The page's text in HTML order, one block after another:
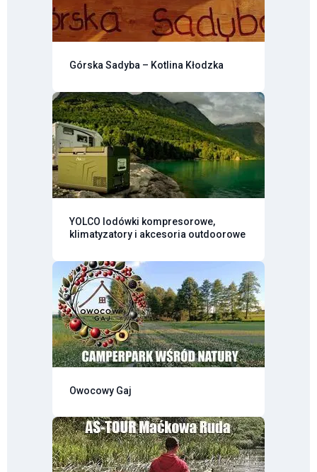
Górska Sadyba – Kotlina Kłodzka
YOLCO lodówki kompresorowe,
klimatyzatory i akcesoria outdoorowe
Owocowy Gaj